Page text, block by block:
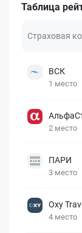
Таблица
Страховая
ВСК
1 место
2 место
ПАРИ
3 место
Oxy
4 место